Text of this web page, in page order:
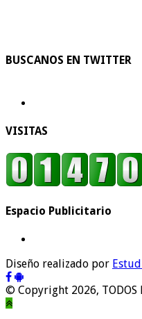
BUSCANOS EN TWITTER
VISITAS
Espacio Publicitario
Diseño realizado por
© Copyright 2026, TODOS